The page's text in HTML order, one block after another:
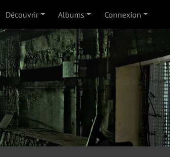
Découvrir Albums Connexion